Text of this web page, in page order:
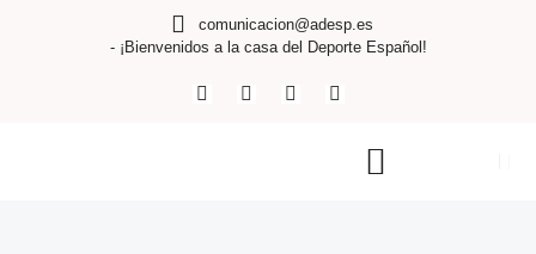
comunicacion@adesp.es
- ¡Bienvenidos a la casa del Deporte Español!